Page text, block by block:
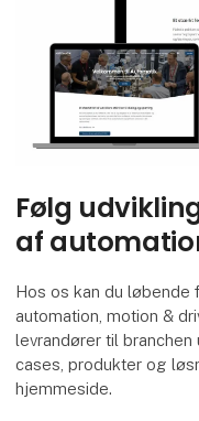
Følg
af
Hos os kan du løbende
automation, motion &
levrandører til
cases, produkter og
hjemmeside.